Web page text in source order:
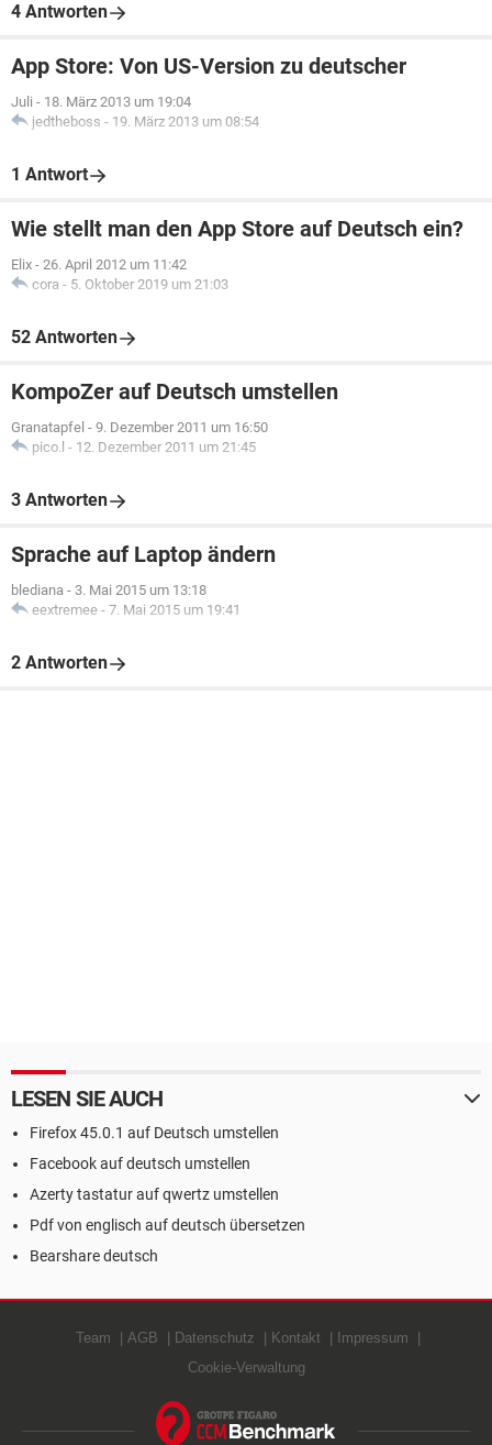
4 Antworten
App Store: Von US-Version zu deutscher
Juli - 18. März 2013 um 19:04
jedtheboss - 19. März 2013 um 08:54
1 Antwort
Wie stellt man den App Store auf Deutsch ein?
Elix - 26. April 2012 um 11:42
cora - 5. Oktober 2019 um 21:03
52 Antworten
KompoZer auf Deutsch umstellen
Granatapfel - 9. Dezember 2011 um 16:50
pico.l - 12. Dezember 2011 um 21:45
3 Antworten
Sprache auf Laptop ändern
blediana - 3. Mai 2015 um 13:18
eextremee - 7. Mai 2015 um 19:41
2 Antworten
LESEN SIE AUCH
Firefox 45.0.1 auf Deutsch umstellen
Facebook auf deutsch umstellen
Azerty tastatur auf qwertz umstellen
Pdf von englisch auf deutsch übersetzen
Bearshare deutsch
Team AGB Datenschutz Kontakt
Impressum
Cookie-Verwaltung